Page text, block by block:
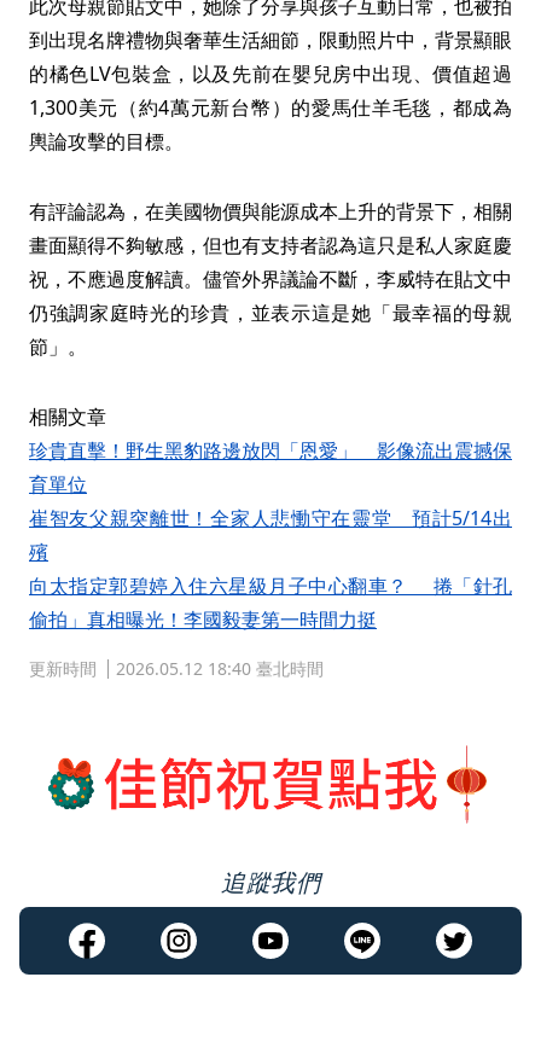
此次母親節貼文中，她除了分享與孩子互動日常，也被拍
到出現名牌禮物與奢華生活細節，限動照片中，背景顯眼
的橘色LV包裝盒，以及先前在嬰兒房中出現、價值超過
1,300美元（約4萬元新台幣）的愛馬仕羊毛毯，都成為
輿論攻擊的目標。
有評論認為，在美國物價與能源成本上升的背景下，相關
畫面顯得不夠敏感，但也有支持者認為這只是私人家庭慶
祝，不應過度解讀。儘管外界議論不斷，李威特在貼文中
仍強調家庭時光的珍貴，並表示這是她「最幸福的母親
節」。
相關文章
珍貴直擊！野生黑豹路邊放閃「恩愛」 影像流出震撼保
育單位
崔智友父親突離世！全家人悲慟守在靈堂 預計5/14出
殯
向太指定郭碧婷入住六星級月子中心翻車？ 捲「針孔
偷拍」真相曝光！李國毅妻第一時間力挺
更新時間 2026.05.12 18:40 臺北時間
追蹤我們